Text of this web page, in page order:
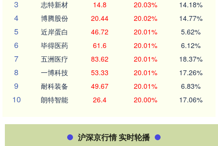
3 志特新材 14.8 20.03% 14.18%
4 博腾股份 20.44 20.02% 14.77%
5 近岸蛋白 46.72 20.01% 5.62%
6 毕得医药 61.6 20.01% 6.12%
7 五洲医疗 83.62 20.01% 18.37%
8 一博科技 53.33 20.01% 17.26%
9 耐科装备 49.67 20.01% 6.83%
10 朗特智能 26.4 20.00% 17.06%
沪深京行情 实时轮播